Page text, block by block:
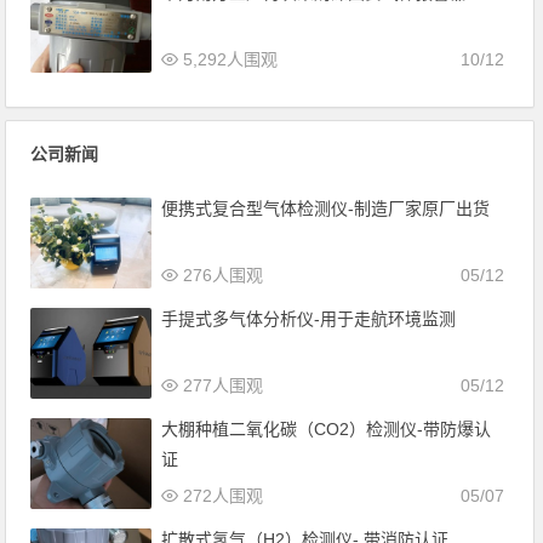
10/12
5,292人围观
公司新闻
便携式复合型气体检测仪-制造厂家原厂出货
05/12
276人围观
手提式多气体分析仪-用于走航环境监测
05/12
277人围观
大棚种植二氧化碳（CO2）检测仪-带防爆认
证
05/07
272人围观